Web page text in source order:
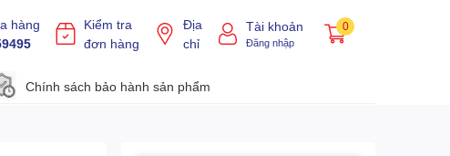
hàng
Kiểm tra
đơn hàng
Địa
chỉ
Tài khoản
Đăng nhập
0
Chính sách bảo hành sản phẩm